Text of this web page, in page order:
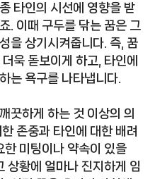
타인의 시선에 영향을 받
. 이때 구두를 닦는 꿈은 그
을 상기시켜줍니다. 즉, 꿈
욱 돋보이게 하고, 타인에
는 욕구를 나타냅니다.
끗하게 하는 것 이상의 의
존중과 타인에 대한 배려
한 미팅이나 약속이 있을
상황에 얼마나 진지하게 임